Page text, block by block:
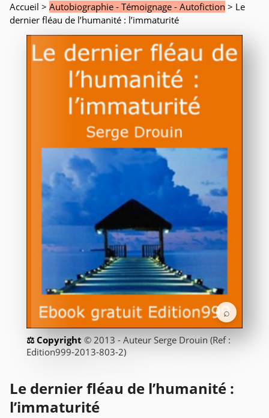
Accueil > Autobiographie - Témoignage - Autofiction > Le
dernier fléau de l’humanité : l’immaturité
⌕
© 2013 - Auteur Serge Drouin (Ref :
Edition999-2013-803-2)
Le dernier fléau de l’humanité :
l’immaturité